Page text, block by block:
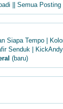
|| Semua Posting
Siapa Tempo |
Senduk | KickAndy
(baru)